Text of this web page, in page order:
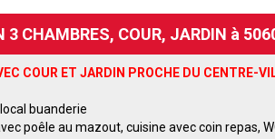
3 CHAMBRES, COUR, JARDIN à
COUR ET JARDIN PROCHE DU CENTRE-
buanderie
poêle au mazout, cuisine avec coin repas,